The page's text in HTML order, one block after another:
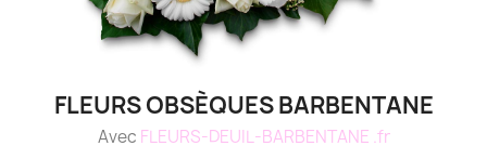
FLEURS OBSÈQUES BARBENTANE
Avec FLEURS-DEUIL-BARBENTANE .fr